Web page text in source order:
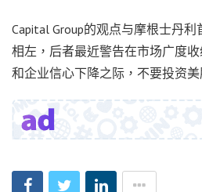
Capital Group的观点与摩根士丹
相左，后者最近警告在市场广度
和企业信心下降之际，不要投资美